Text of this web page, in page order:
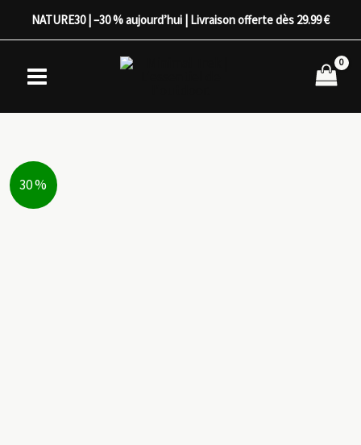
NATURE30 | –30 % aujourd’hui | Livraison offerte dès 29.99 €
30 %